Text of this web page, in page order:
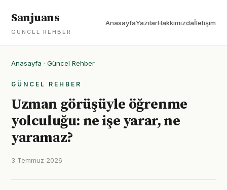
Sanjuans
GÜNCEL REHBER
AnasayfaYazılarHakkımızdaİletişim
Anasayfa · Güncel Rehber
GÜNCEL REHBER
Uzman görüşüyle öğrenme
yolculuğu: ne işe yarar, ne
yaramaz?
3 Temmuz 2026